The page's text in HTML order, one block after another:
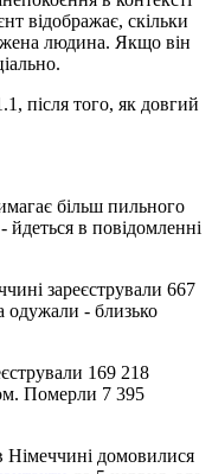
відображає, скільки
людина. Якщо він
після того, як довгий
більш пильного
йдеться в повідомленні
зареєстрували 667
одужали - близько
169 218
Померли 7 395
Німеччині домовилися